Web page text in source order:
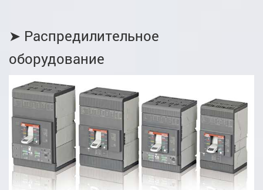
➤ Распредилительное
оборудование